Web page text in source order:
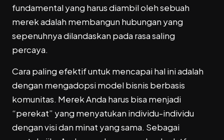
fundamental yang harus diambil oleh sebuah
merek adalah membangun hubungan yang
sepenuhnya dilandaskan pada rasa saling
percaya.
Cara paling efektif untuk mencapai hal ini adalah
dengan mengadopsi model bisnis berbasis
komunitas. Merek Anda harus bisa menjadi
“perekat” yang menyatukan individu-individu
dengan visi dan minat yang sama. Sebagai